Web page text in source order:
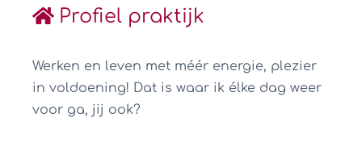
Profiel praktijk
Werken en leven met méér energie, plezier
in voldoening! Dat is waar ik élke dag weer
voor ga, jij ook?